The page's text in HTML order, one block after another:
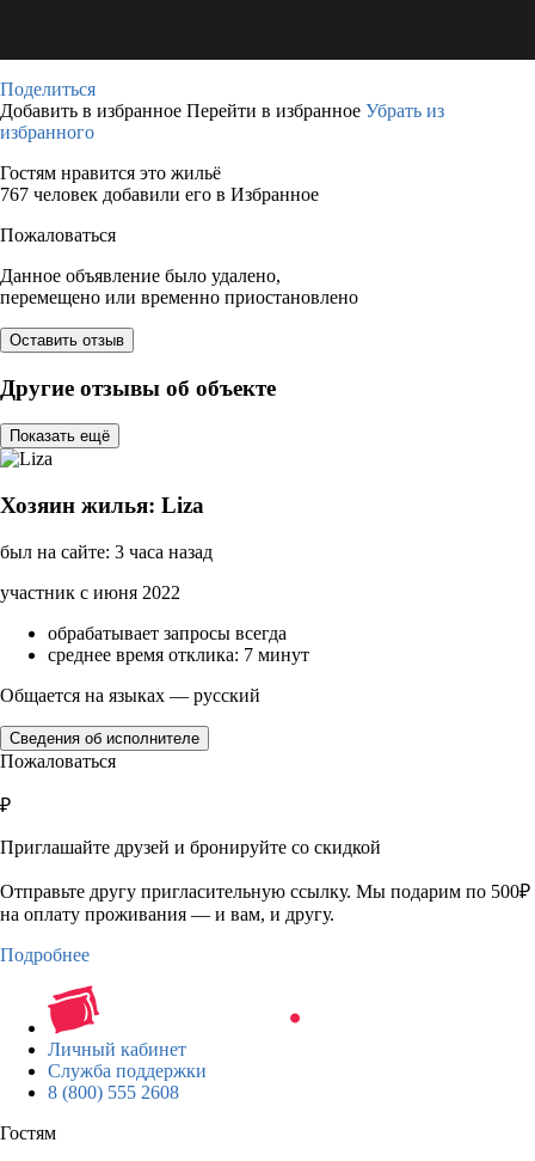
Поделиться
Добавить в избранное Перейти в избранное Убрать из
избранного
Гостям нравится это жильё
767 человек добавили его в Избранное
Пожаловаться
Данное объявление было удалено,
перемещено или временно приостановлено
Оставить отзыв
Другие отзывы об объекте
Показать ещё
Хозяин жилья: Liza
был на сайте: 3 часа назад
участник с июня 2022
обрабатывает запросы всегда
среднее время отклика: 7 минут
Общается на языках — русский
Сведения об исполнителе
Пожаловаться
₽
Приглашайте друзей и бронируйте со скидкой
Отправьте другу пригласительную ссылку. Мы подарим по 500₽
на оплату проживания — и вам, и другу.
Подробнее
Личный кабинет
Служба поддержки
8 (800) 555 2608
Гостям